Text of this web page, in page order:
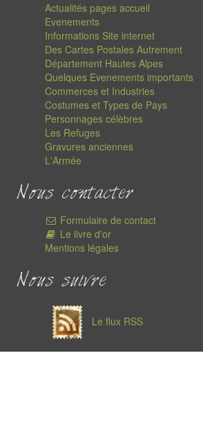
Actualités pages accueil
Evenements
Informations Site internet
Des Cartes Postales Autrement
Département Hautes Alpes
Quelques Evenements importants
Commerces et Industries
Costumes et Types de Pays
Personnages célèbres
Les Refuges
Gravures anciennes
L'Armée
Nous contacter
Formulaire de contact
Le livre d'or
Mentions légales
Nous suivre
Le flux RSS